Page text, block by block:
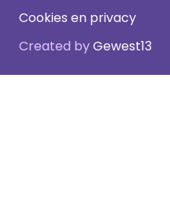
Cookies en privacy
Created byGewest13